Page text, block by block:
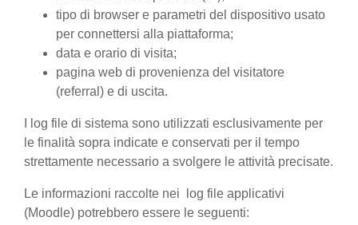
tipo di browser e parametri del dispositivo usato
per connettersi alla piattaforma;
data e orario di visita;
pagina web di provenienza del visitatore
(referral) e di uscita.
I log file di sistema sono utilizzati esclusivamente per
le finalità sopra indicate e conservati per il tempo
strettamente necessario a svolgere le attività precisate.
Le informazioni raccolte nei log file applicativi
(Moodle) potrebbero essere le seguenti: